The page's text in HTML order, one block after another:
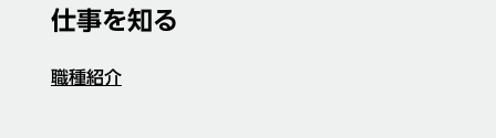
仕事を知る
職種紹介